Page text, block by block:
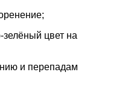
цвет на
и перепадам